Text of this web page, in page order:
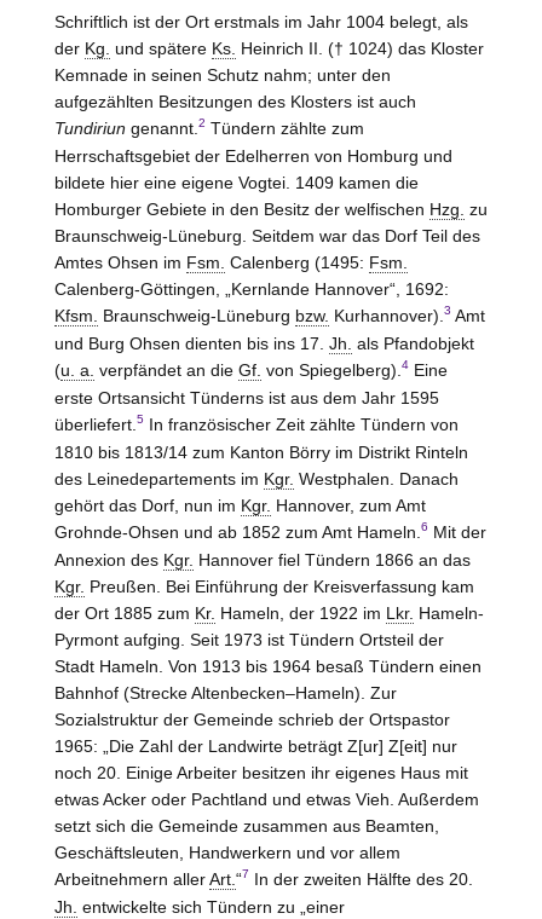
Schriftlich ist der Ort erstmals im Jahr 1004 belegt, als
der Kg. und spätere Ks. Heinrich II. († 1024) das Kloster
Kemnadein seinen Schutz nahm; unter den
aufgezählten Besitzungen des Klosters ist auch
Tundiriun genannt. 2 Tündern zählte zum
Herrschaftsgebiet der Edelherren von Homburg und
bildete hier eine eigene Vogtei. 1409 kamen die
Homburger Gebiete in den Besitz der welfischen Hzg. zu
Braunschweig-Lüneburg . Seitdem war das Dorf Teil des
Amtes Ohsen im Fsm. Calenberg (1495: Fsm.
Calenberg-Göttingen, „Kernlande Hannover“, 1692:
Kfsm.
Braunschweig-Lüneburg bzw. Kurhannover). 3 Amt
und Burg Ohsen dienten bis ins 17. Jh. als Pfandobjekt
(u. a. verpfändet an die Gf. von Spiegelberg). 4Eine
erste Ortsansicht Tünderns ist aus dem Jahr 1595
überliefert. 5In französischer Zeit zählte Tündern von
1810 bis 1813/14 zum Kanton Börryim Distrikt Rinteln
des Leinedepartements im Kgr. Westphalen. Danach
gehört das Dorf, nun im Kgr. Hannover, zum Amt
Grohnde-Ohsen und ab 1852 zum Amt Hameln 6 Mit der
Annexion des Kgr. Hannoverfiel Tündern 1866 an das
Kgr. Preußen. Bei Einführung der Kreisverfassung kam
der Ort 1885 zum Kr. Hameln , der 1922 im Lkr. Hameln-
Pyrmontaufging. Seit 1973 ist Tündern Ortsteil der
Stadt Hameln . Von 1913 bis 1964 besaß Tündern einen
Bahnhof (Strecke Altenbecken–Hameln). Zur
Sozialstruktur der Gemeinde schrieb der Ortspastor
1965: „Die Zahl der Landwirte beträgt Z[ur] Z[eit] nur
noch 20. Einige Arbeiter besitzen ihr eigenes Haus mit
etwas Acker oder Pachtland und etwas Vieh. Außerdem
setzt sich die Gemeinde zusammen aus Beamten,
Geschäftsleuten, Handwerkern und vor allem
Arbeitnehmern allerArt. “7 In der zweiten Hälfte des 20.
Jh. entwickelte sich Tündern zu „einer